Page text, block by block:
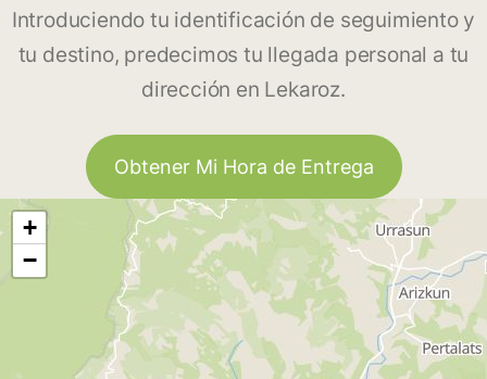
Introduciendo tu identificación de seguimiento y
tu destino, predecimos tu llegada personal a tu
dirección en Lekaroz.
Obtener Mi Hora de Entrega
+
−